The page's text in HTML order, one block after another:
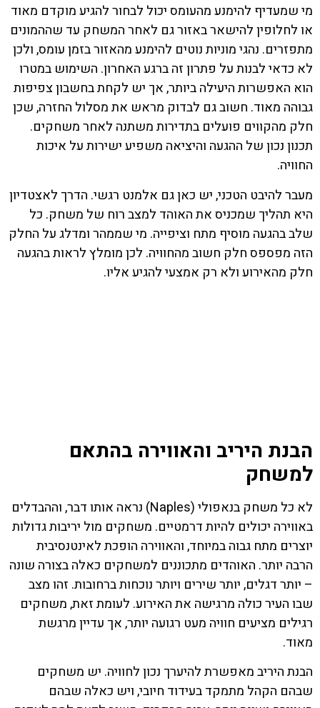
מי שמעדיף להימנע מהעומס יכול לבחור להגיע מוקדם מאוד
או לחלופין להישאר באזור גם לאחר המשחק עד שההמונים
מתפזרים. נהגי מוניות נוטים להימנע מהאזור בזמן עומס, ולכן
לא כדאי לבנות על פתרון זה ברגע האחרון. השימוש במטרו
הוא האפשרות היעילה ביותר, אך יש לקחת בחשבון צפיפות
גבוהה מאוד. חשוב גם לבדוק מראש את מסלול החזרה, שכן
חלק מהקווים פועלים בתדירות משתנה לאחר משחקים.
תכנון נכון של ההגעה והיציאה משפיע ישירות על איכות
החוויה.
מעבר להיבט הטכני, יש כאן גם אלמנט רגשי. הדרך לאצטדיון
היא תהליך שמכניס את האוהד למצב רוח של משחק. כל
שלב בהגעה מוסיף מתח וציפייה. מי שממהר ומדלג על החלק
הזה מפספס חלק חשוב מהחוויה. לכן מומלץ לראות בהגעה
חלק מהאירוע ולא רק אמצעי להגיע אליו.
הבנת היריב והאווירה בהתאם
למשחק
לא כל משחק בנאפולי (Naples) נראה אותו דבר, וההבדלים
באווירה יכולים להיות דרמטיים. משחקים מול יריבות גדולות
יוצרים מתח גבוה במיוחד, והאווירה הופכת לאינטנסיבית
הרבה יותר. האוהדים מתכוננים למשחקים כאלה בצורה שונה
– יותר דגלים, יותר שירים ויותר נוכחות ברחובות. זהו מצב
שבו העיר כולה מרגישה את האירוע. לעומת זאת, משחקים
רגילים מציעים חוויה מעט רגועה יותר, אך עדיין מרגשת
מאוד.
הבנת היריב מאפשרת להיערך נכון לחוויה. יש משחקים
שבהם הקהל מתמקד בעידוד חיובי, ויש כאלה שבהם